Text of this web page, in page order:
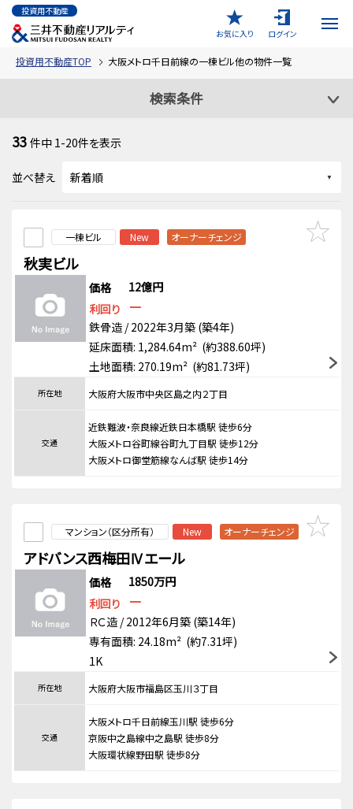
投資用不動産
お気に入り
ログイン
投資用不動産TOP 大阪メトロ千日前線の一棟ビル他の物件一覧
検索条件
33 件中 1-20件を表示
並べ替え
一棟ビル New オーナーチェンジ
秋実ビル
価格
12億円
利回り
－
鉄骨造 / 2022年3月築 (築4年)
延床面積: 1,284.64m² (約388.60坪)
土地面積: 270.19m² (約81.73坪)
所在地 大阪府大阪市中央区島之内２丁目
交通
近鉄難波・奈良線近鉄日本橋駅 徒歩6分
大阪メトロ谷町線谷町九丁目駅 徒歩12分
大阪メトロ御堂筋線なんば駅 徒歩14分
マンション（区分所有） New オーナーチェンジ
アドバンス西梅田Ⅳエール
価格
1850万円
利回り
－
ＲＣ造 / 2012年6月築 (築14年)
専有面積: 24.18m² (約7.31坪)
1K
所在地 大阪府大阪市福島区玉川３丁目
交通
大阪メトロ千日前線玉川駅 徒歩6分
京阪中之島線中之島駅 徒歩8分
大阪環状線野田駅 徒歩8分